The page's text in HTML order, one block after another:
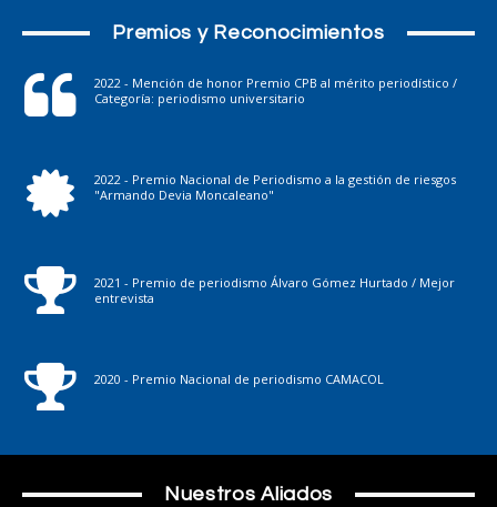
Premios y Reconocimientos
2022 - Mención de honor Premio CPB al mérito periodístico /
Categoría: periodismo universitario
2022 - Premio Nacional de Periodismo a la gestión de riesgos
"Armando Devia Moncaleano"
2021 - Premio de periodismo Álvaro Gómez Hurtado / Mejor
entrevista
2020 - Premio Nacional de periodismo CAMACOL
Nuestros Aliados